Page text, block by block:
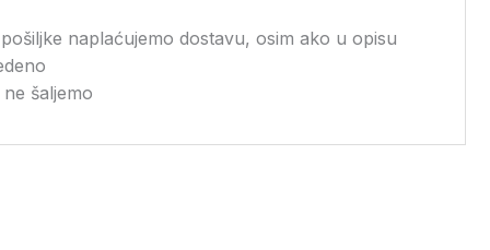
naplaćujemo dostavu, osim ako u opisu
šaljemo